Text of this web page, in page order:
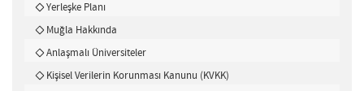
Yerleşke Planı
Muğla Hakkında
Anlaşmalı Üniversiteler
Kişisel Verilerin Korunması Kanunu (KVKK)